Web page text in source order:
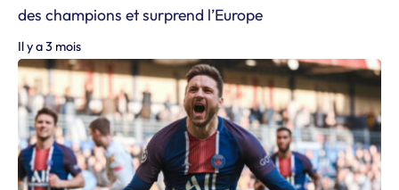
des champions et surprend l’Europe
Il y a 3 mois